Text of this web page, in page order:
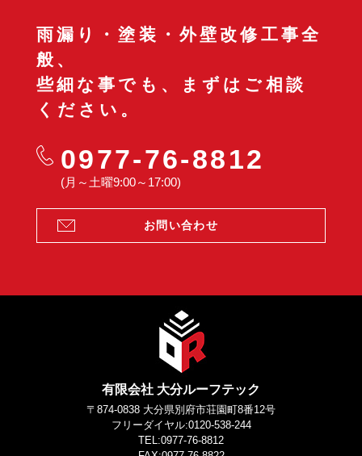
雨漏り・塗装・外壁改修工事全
般、
些細な事でも、まずはご相談
ください。
0977-76-8812
(月～土曜9:00～17:00)
お問い合わせ
有限会社 大分ルーフテック
〒874-0838 大分県別府市荘園町8番12号
フリーダイヤル:0120-538-244
TEL:0977-76-8812